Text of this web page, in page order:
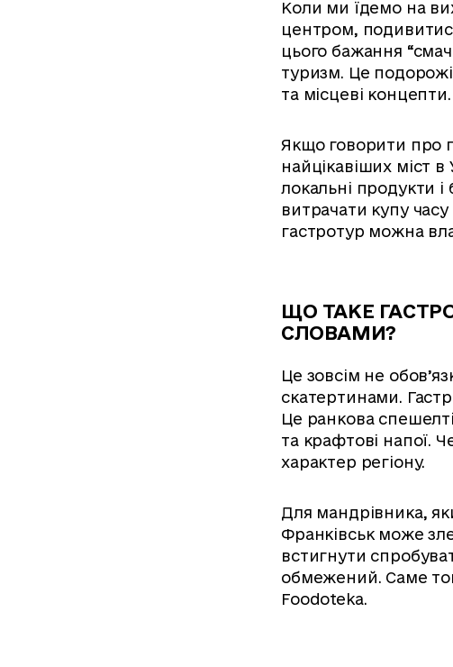
Коли ми їдемо на
центром,
цього бажання
туризм. Це
та місцеві концепти.
Якщо говорити про
найцікавіших міст в
локальні продукти
витрачати купу
гастротур можна
ЩО ТАКЕ
СЛОВАМИ?
Це зовсім не
скатертинами.
Це ранкова
та крафтові напої.
характер регіону.
Для мандрівника,
Франківськ може
встигнути
обмежений. Саме
Foodoteka.